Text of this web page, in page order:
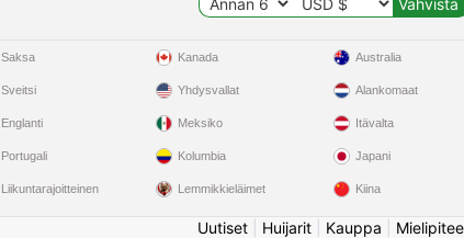
Saksa
Sveitsi
Englanti
Portugali
Liikuntarajoitteinen
Kanada
Yhdysvallat
Meksiko
Kolumbia
Lemmikkieläimet
Australia
Alankomaat
Itävalta
Japani
Kiina
Uutiset Huijarit Kauppa